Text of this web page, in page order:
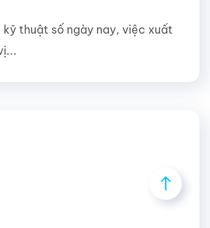
kỹ thuật số ngày nay, việc xuất